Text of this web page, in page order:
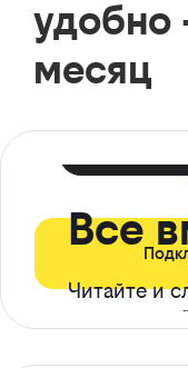
удобно
месяц
Все
Читайте и